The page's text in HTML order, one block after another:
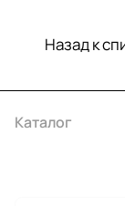
Назад к
Каталог